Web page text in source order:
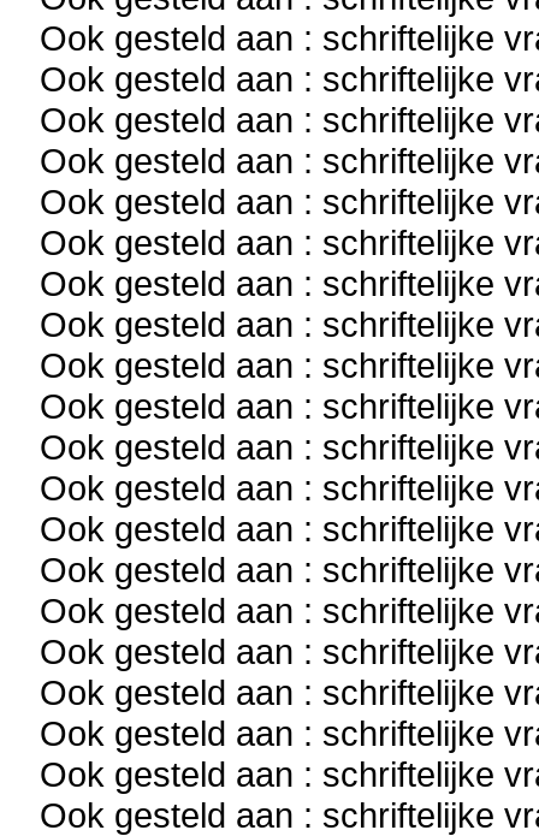
Ook gesteld aan : schriftelijke
Ook gesteld aan : schriftelijke
Ook gesteld aan : schriftelijke
Ook gesteld aan : schriftelijke
Ook gesteld aan : schriftelijke
Ook gesteld aan : schriftelijke
Ook gesteld aan : schriftelijke
Ook gesteld aan : schriftelijke
Ook gesteld aan : schriftelijke
Ook gesteld aan : schriftelijke
Ook gesteld aan : schriftelijke
Ook gesteld aan : schriftelijke
Ook gesteld aan : schriftelijke
Ook gesteld aan : schriftelijke
Ook gesteld aan : schriftelijke
Ook gesteld aan : schriftelijke
Ook gesteld aan : schriftelijke
Ook gesteld aan : schriftelijke
Ook gesteld aan : schriftelijke
Ook gesteld aan : schriftelijke